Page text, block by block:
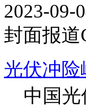
2023-09-
封面报道
光伏冲险
中国